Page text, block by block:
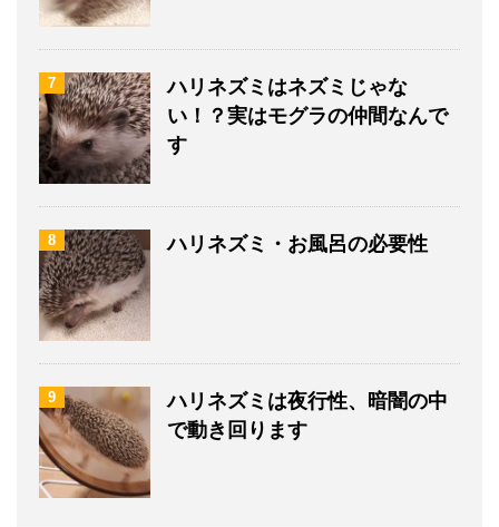
7
ハリネズミはネズミじゃな
い！？実はモグラの仲間なんで
す
8 ハリネズミ・お風呂の必要性
9
ハリネズミは夜行性、暗闇の中
で動き回ります